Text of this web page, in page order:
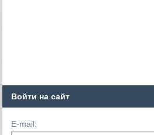
Войти на сайт
E-mail: